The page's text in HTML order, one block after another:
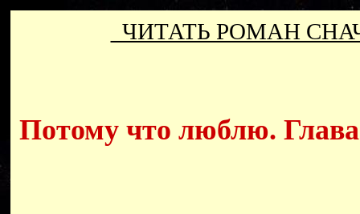
ЧИТАТЬ РОМАН
Потому что люблю.